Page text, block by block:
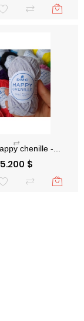
Precio
5.200 $